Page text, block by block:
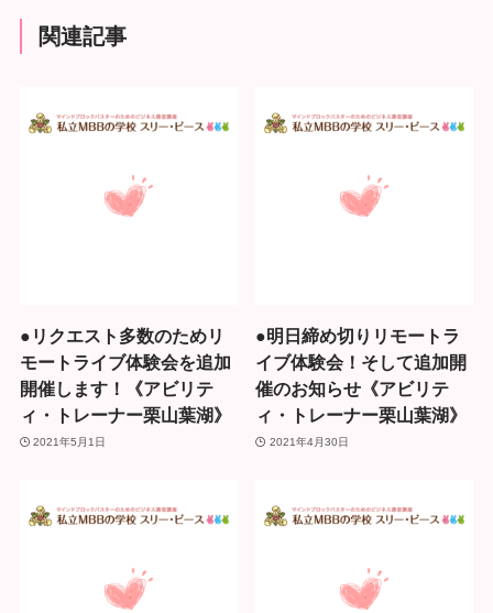
関連記事
●リクエスト多数のためリ
モートライブ体験会を追加
開催します！《アビリテ
ィ・トレーナー栗山葉湖》
2021年5月1日
●明日締め切りリモートラ
イブ体験会！そして追加開
催のお知らせ《アビリテ
ィ・トレーナー栗山葉湖》
2021年4月30日